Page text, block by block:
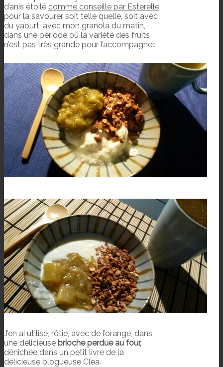
d’anis étoilé comme conseillé par Esterelle,
pour la savourer soit telle quelle, soit avec
du yaourt, avec mon granola du matin,
dans une période où la variété des fruits
n’est pas très grande pour l’accompagner.
J’en ai utilisé, rôtie, avec de l’orange, dans
une délicieuse brioche perdue au four,
dénichée dans un petit livre de la
délicieuse blogueuse Clea.